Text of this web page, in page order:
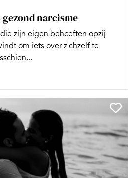
narcisme
zijn eigen behoeften opzij
om iets over zichzelf te